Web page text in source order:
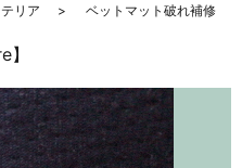
リア ベットマット破れ補修